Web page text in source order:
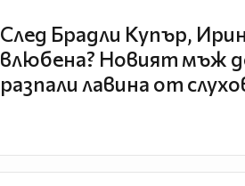
След Брадли Купър,
влюбена? Новият мъж
разпали лавина от